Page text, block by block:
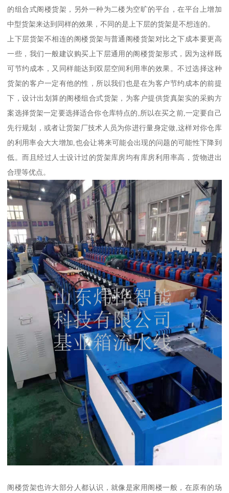
的组合式阁楼货架，另外一种为二楼为空旷的平台，在平台上增加
中型货架来达到同样的效果，不同的是上下层的货架是不想连的。
上下层货架不相连的阁楼货架与普通阁楼货架对比之下成本要更高
一些，我们一般建议购买上下层通用的阁楼货架形式，因为这样既
可节约成本，又同样能达到双层空间利用率的效果。不过选择这种
货架的客户一定有他的性，所以我们也是在为客户节约成本的前提
下，设计出划算的阁楼组合式货架，为客户提供货真架实的采购方
案选择货架一定要选择适合你仓库特点的,所以在买之前,一定要自己
先行规划，或者让货架厂技术人员为你进行量身定做,这样对你仓库
的利用率会大大增加,也会让将来可能会出现的问题的可能性下降到
低。而且经过人士设计过的货架库房均有库房利用率高，货物进出
合理等优点。
阁楼货架也许大部分人都认识，就像是家用阁楼一般，在原有的场